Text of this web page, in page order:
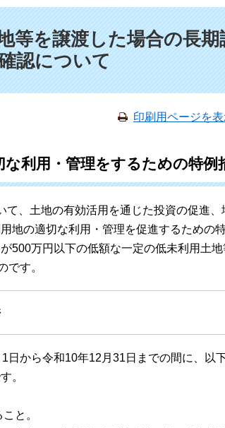
等を譲渡した場合の長
認について
印刷用ページを
な利用・管理をするための特例
、土地の有効活用を通じた投資の促進
地の適切な利用・管理を促進するための
500万円以下の低額な一定の低未利用土
です。
から令和10年12月31日までの間に、以
。
と。